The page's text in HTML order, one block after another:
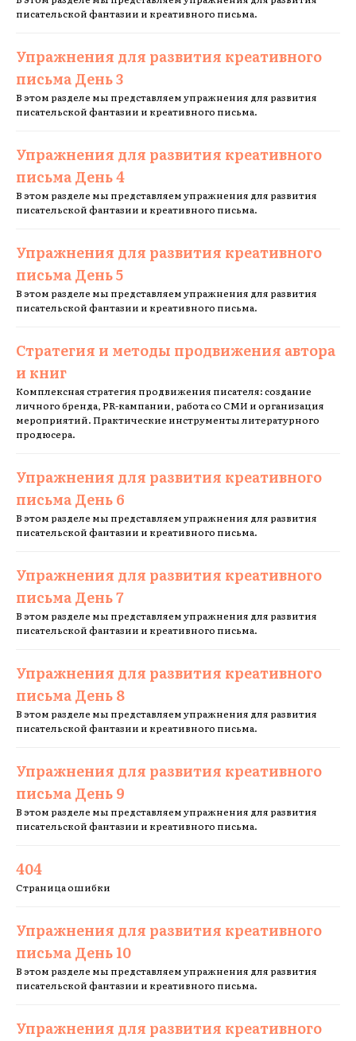
писательской фантазии и креативного письма.
Упражнения для развития креативного
письма День 3
В этом разделе мы представляем упражнения для развития
писательской фантазии и креативного письма.
Упражнения для развития креативного
письма День 4
В этом разделе мы представляем упражнения для развития
писательской фантазии и креативного письма.
Упражнения для развития креативного
письма День 5
В этом разделе мы представляем упражнения для развития
писательской фантазии и креативного письма.
Стратегия и методы продвижения автора
и книг
Комплексная стратегия продвижения писателя: создание
личного бренда, PR-кампании, работа со СМИ и организация
мероприятий. Практические инструменты литературного
продюсера.
Упражнения для развития креативного
письма День 6
В этом разделе мы представляем упражнения для развития
писательской фантазии и креативного письма.
Упражнения для развития креативного
письма День 7
В этом разделе мы представляем упражнения для развития
писательской фантазии и креативного письма.
Упражнения для развития креативного
письма День 8
В этом разделе мы представляем упражнения для развития
писательской фантазии и креативного письма.
Упражнения для развития креативного
письма День 9
В этом разделе мы представляем упражнения для развития
писательской фантазии и креативного письма.
404
Страница ошибки
Упражнения для развития креативного
письма День 10
В этом разделе мы представляем упражнения для развития
писательской фантазии и креативного письма.
Упражнения для развития креативного